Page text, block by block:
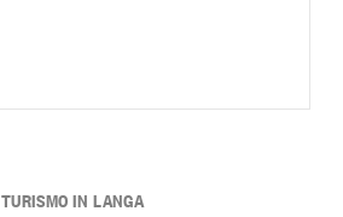
TURISMO IN LANGA